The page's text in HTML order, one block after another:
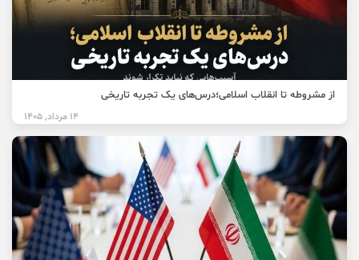
از مشروطه تا انقلاب اسلامی؛درس‌های یک تجربه تاریخی
14 مرداد, 1405